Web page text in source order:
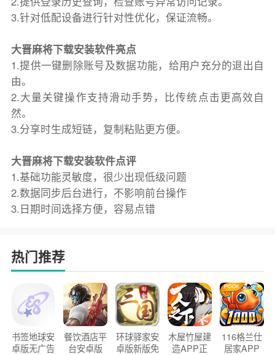
3.针对低配设备进行针对性优化，保证流畅。
大晋麻将下载安装软件亮点
1.提供一键删除账号及数据功能，给用户充分的退出自
由。
2.大量关键操作支持滑动手势，比传统点击更高效自
然。
3.分享时生成短链，复制粘贴更方便。
大晋麻将下载安装软件点评
1.基础功能灵敏度，很少出现低级问题
2.数据同步后台进行，不影响前台操作
3.日期时间选择方便，容易点错
热门推荐
书签地球安
卓版无广告
餐饮酒店平
台安卓版
环球驿家安
卓版新版免
木屋竹屋建
造APP正
116格兰仕
居家APP